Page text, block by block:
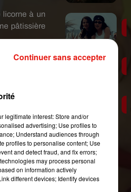
licorne à un
pâtissière
voir avec la
legitimate interest: Store and/or
advertising; Use profiles to
Understand audiences through
profiles to personalise content; Use
and detect fraud, and fix errors;
may process personal
on information actively
different devices; Identify devices
Continuer sans accepter